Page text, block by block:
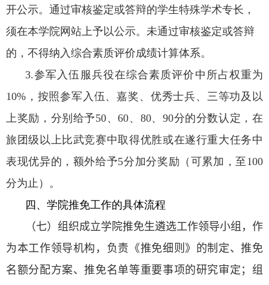
开公示。通过审核鉴定或答辩的学生特殊学术专长，
须在本学院网站上予以公示。未通过审核鉴定或答辩
的，不得纳入综合素质评价成绩计算体系。
3.参军入伍服兵役在综合素质评价中所占权重为
10% ，按照参军入伍、嘉奖、优秀士兵、三等功及以
上奖励，分别给予50、60、 80、 90分的分数认定，在
旅团级以上比武竞赛中取得优胜或在遂行重大任务中
表现优异的，额外给予5分加分奖励（可累加，至100
分为止）。
四、学院推免工作的具体流程
（七）组织成立学院推免生遴选工作领导小组，作
为本工作领导机构，负责《推免细则》的制定、推免
名额分配方案、推免名单等重要事项的研究审定；组